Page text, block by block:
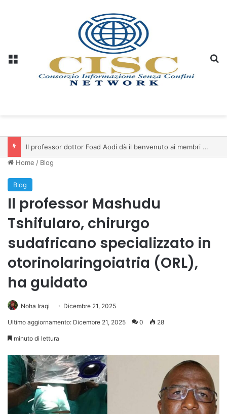
Il professor dottor Foad Aodi dà il benvenuto ai membri del Comitato per le Scienze delle Piramidi e le Scienze Archeologiche…
Home / Blog
Blog
Il professor Mashudu
Tshifularo, chirurgo
sudafricano specializzato in
otorinolaringoiatria (ORL),
ha guidato
Noha Iraqi Dicembre 21, 2025
Ultimo aggiornamento: Dicembre 21, 2025 0 28
minuto di lettura